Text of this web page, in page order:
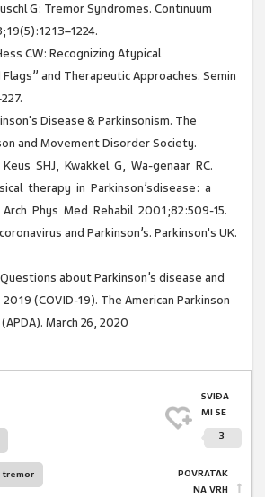
G: Tremor Syndromes. Continuum
CW: Recognizing Atypical
and Therapeutic Approaches. Semin
Disease & Parkinsonism. The
and Movement Disorder Society.
SHJ, Kwakkel G, Wa-genaar RC.
therapy in Parkinson’sdisease: a
Phys Med Rehabil 2001;82:509-15.
and Parkinson’s. Parkinson's UK.
about Parkinson’s disease and
(COVID-19). The American Parkinson
March 26, 2020
tremor
SVIĐA
MI SE
3
POVRATAK
NA VRH